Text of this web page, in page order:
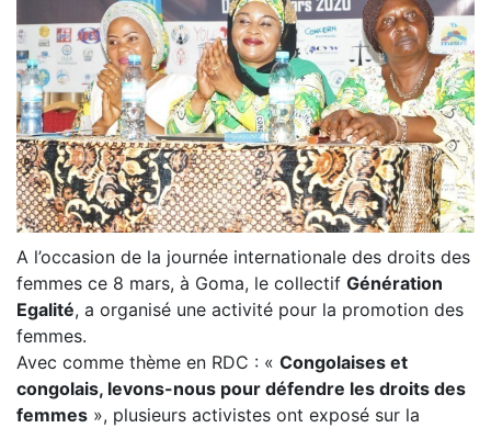
A l’occasion de la journée internationale des droits des
femmes ce 8 mars, à Goma, le collectif Génération
Egalité, a organisé une activité pour la promotion des
femmes.
Avec comme thème en RDC : « Congolaises et
congolais, levons-nous pour défendre les droits des
femmes », plusieurs activistes ont exposé sur la